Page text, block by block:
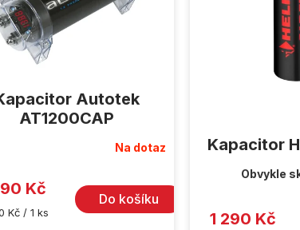
Autotek
AT1200CAP
Na dotaz
Kč
Kč / 1 ks
Do košíku
Kapacitor
Obvykle
1 290 Kč